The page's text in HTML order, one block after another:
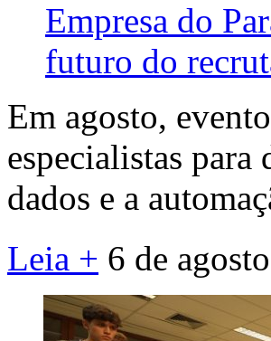
Empresa do
futuro do
Em agosto,
especialistas
dados e a
Leia + 6 de